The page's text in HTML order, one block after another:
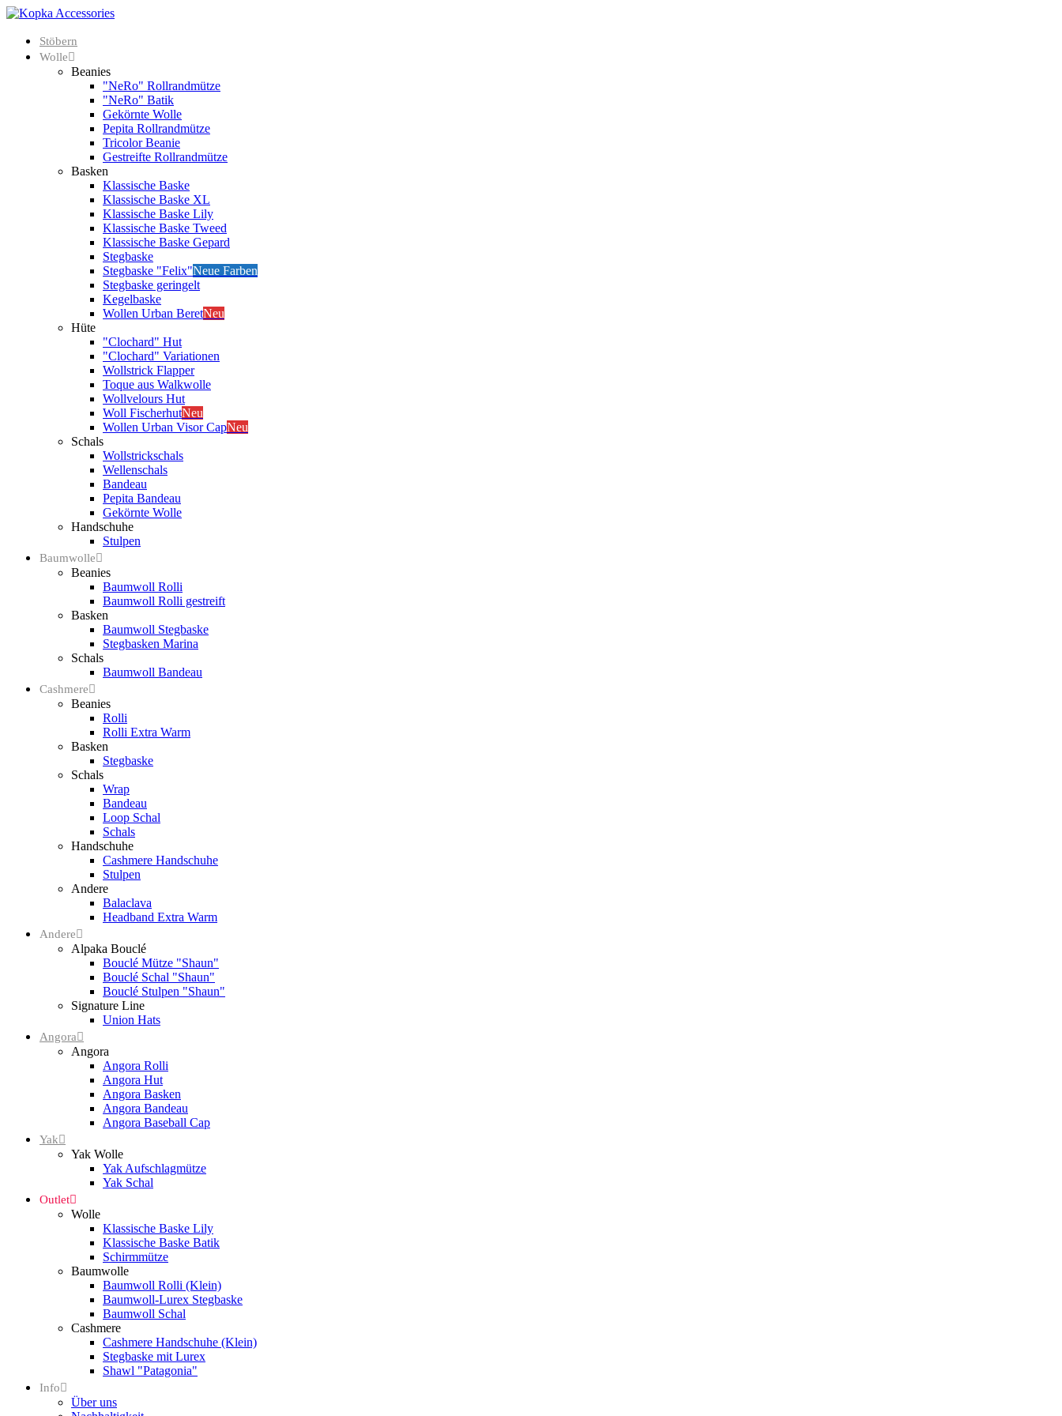
Stöbern
Wolle
Beanies
"NeRo" Rollrandmütze
"NeRo" Batik
Gekörnte Wolle
Pepita Rollrandmütze
Tricolor Beanie
Gestreifte Rollrandmütze
Basken
Klassische Baske
Klassische Baske XL
Klassische Baske Lily
Klassische Baske Tweed
Klassische Baske Gepard
Stegbaske
Stegbaske "Felix"Neue Farben
Stegbaske geringelt
Kegelbaske
Wollen Urban BeretNeu
Hüte
"Clochard" Hut
"Clochard" Variationen
Wollstrick Flapper
Toque aus Walkwolle
Wollvelours Hut
Woll FischerhutNeu
Wollen Urban Visor CapNeu
Schals
Wollstrickschals
Wellenschals
Bandeau
Pepita Bandeau
Gekörnte Wolle
Handschuhe
Stulpen
Baumwolle
Beanies
Baumwoll Rolli
Baumwoll Rolli gestreift
Basken
Baumwoll Stegbaske
Stegbasken Marina
Schals
Baumwoll Bandeau
Cashmere
Beanies
Rolli
Rolli Extra Warm
Basken
Stegbaske
Schals
Wrap
Bandeau
Loop Schal
Schals
Handschuhe
Cashmere Handschuhe
Stulpen
Andere
Balaclava
Headband Extra Warm
Andere
Alpaka Bouclé
Bouclé Mütze "Shaun"
Bouclé Schal "Shaun"
Bouclé Stulpen "Shaun"
Signature Line
Union Hats
Angora
Angora
Angora Rolli
Angora Hut
Angora Basken
Angora Bandeau
Angora Baseball Cap
Yak
Yak Wolle
Yak Aufschlagmütze
Yak Schal
Outlet
Wolle
Klassische Baske Lily
Klassische Baske Batik
Schirmmütze
Baumwolle
Baumwoll Rolli (Klein)
Baumwoll-Lurex Stegbaske
Baumwoll Schal
Cashmere
Cashmere Handschuhe (Klein)
Stegbaske mit Lurex
Shawl "Patagonia"
Info
Über uns